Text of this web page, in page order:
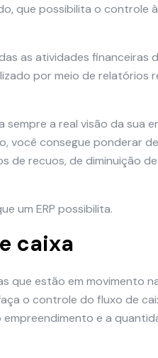
que possibilita o controle
as atividades financeiras
por meio de relatórios
a real visão da sua
você consegue ponderar
de recuos, de diminuição
um ERP possibilita.
caixa
que estão em movimento
o controle do fluxo de
e a